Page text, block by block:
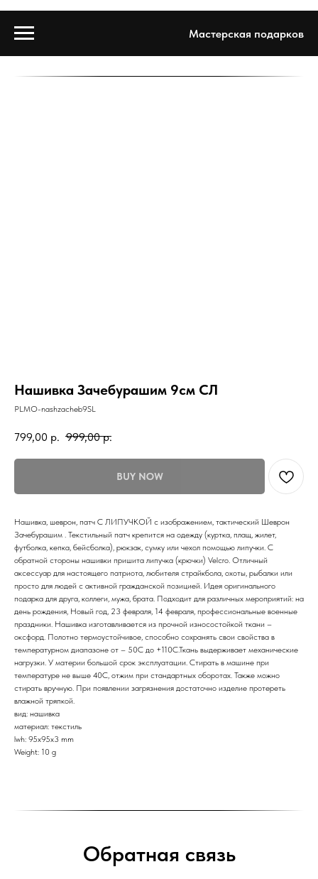
Мастерская подарков
Нашивка Зачебурашим 9см СЛ
PLMO-nashzacheb9SL
799,00 р. 999,00 р.
BUY NOW
Нашивка, шеврон, патч С ЛИПУЧКОЙ с изображением, тактический Шеврон
Зачебурашим . Текстильный патч крепится на одежду (куртка, плащ, жилет,
футболка, кепка, бейсболка), рюкзак, сумку или чехол помощью липучки. С
обратной стороны нашивки пришита липучка (крючки) Velcro. Отличный
аксессуар для настоящего патриота, любителя страйкбола, охоты, рыбалки или
просто для людей с активной гражданской позицией. Идея оригинального
подарка для друга, коллеги, мужа, брата. Подходит для различных мероприятий: на
день рождения, Новый год, 23 февраля, 14 февраля, профессиональные военные
праздники. Нашивка изготавливается из прочной износостойкой ткани –
оксфорд. Полотно термоустойчивое, способно сохранять свои свойства в
температурном диапазоне от – 50С до +110С.Ткань выдерживает механические
нагрузки. У материи большой срок эксплуатации. Стирать в машине при
температуре не выше 40С, отжим при стандартных оборотах. Также можно
стирать вручную. При появлении загрязнения достаточно изделие протереть
влажной тряпкой.
вид: нашивка
материал: текстиль
lwh: 95x95x3 mm
Weight: 10 g
Обратная связь